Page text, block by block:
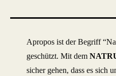
Apropos ist der Begriff
geschützt. Mit dem
sicher gehen, dass es sich